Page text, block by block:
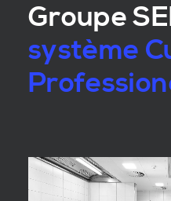
Groupe
système